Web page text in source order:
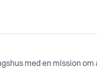
med en mission